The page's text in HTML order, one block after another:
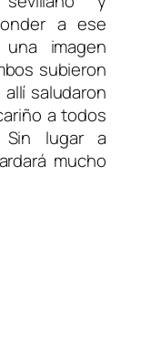
a ese
imagen
subieron
saludaron
a todos
Sin lugar a
mucho